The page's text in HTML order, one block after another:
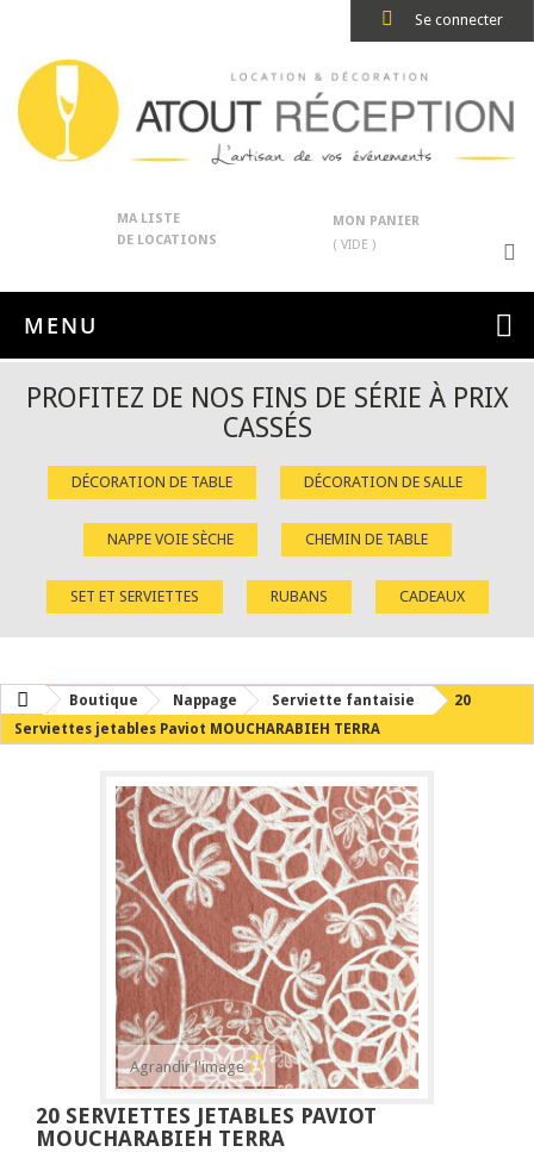
Se connecter
MA LISTE
DE LOCATIONS
MON PANIER
( VIDE )
MENU
PROFITEZ DE NOS FINS DE SÉRIE À PRIX
CASSÉS
DÉCORATION DE TABLE DÉCORATION DE SALLE
NAPPE VOIE SÈCHE CHEMIN DE TABLE
SET ET SERVIETTES RUBANS CADEAUX
Boutique Nappage Serviette fantaisie
20
Serviettes jetables Paviot MOUCHARABIEH TERRA
Agrandir l'image
20 SERVIETTES JETABLES PAVIOT
MOUCHARABIEH TERRA